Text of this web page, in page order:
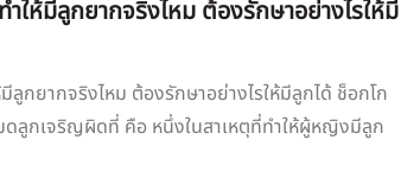
ให้มีลูกยากจริงไหม ต้องรักษาอย่างไรให้มี
ลูกยากจริงไหม ต้องรักษาอย่างไรให้มีลูกได้ ช็อกโก
ดลูกเจริญผิดที่ คือ หนึ่งในสาเหตุที่ทำให้ผู้หญิงมีลูก